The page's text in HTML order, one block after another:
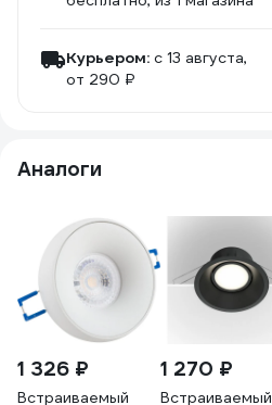
Курьером: c 13 августа,
от 290 ₽
Аналоги
1 326 ₽
Встраиваемый
1 270 ₽
Встраиваемый